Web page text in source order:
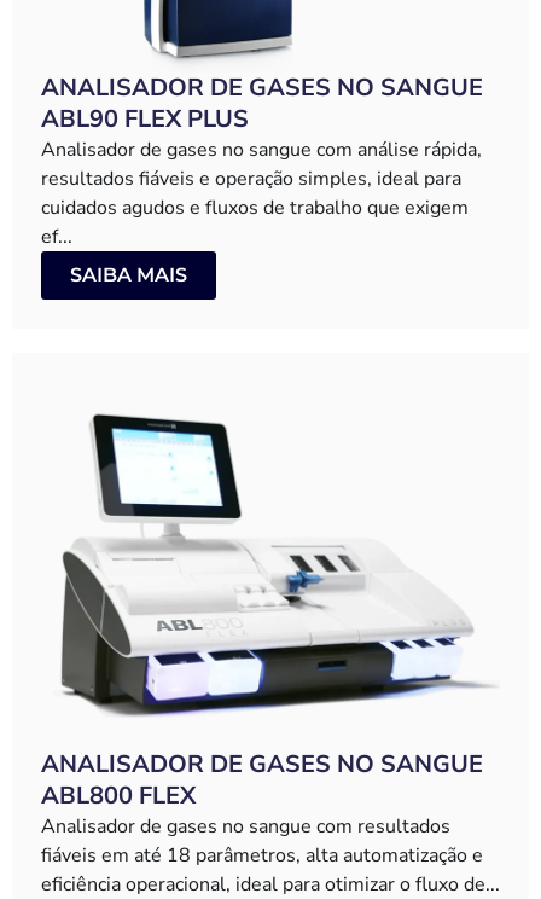
ANALISADOR DE GASES NO SANGUE
ABL90 FLEX PLUS
Analisador de gases no sangue com análise rápida,
resultados fiáveis e operação simples, ideal para
cuidados agudos e fluxos de trabalho que exigem
ef...
SAIBA MAIS
ANALISADOR DE GASES NO SANGUE
ABL800 FLEX
Analisador de gases no sangue com resultados
fiáveis em até 18 parâmetros, alta automatização e
eficiência operacional, ideal para otimizar o fluxo de...